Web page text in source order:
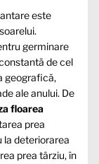
este
germinare
de cel
geografică,
ale anului. De
floarea
prea
la deteriorarea
prea târziu, în